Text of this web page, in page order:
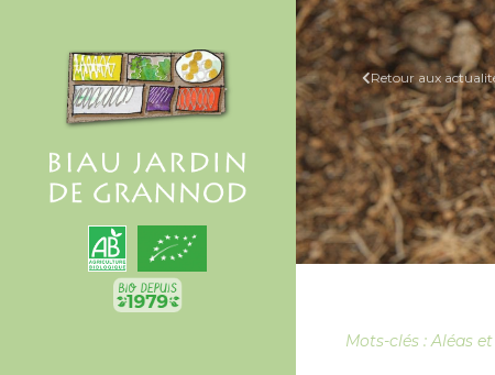
Retour aux
Mots-clés :Aléas